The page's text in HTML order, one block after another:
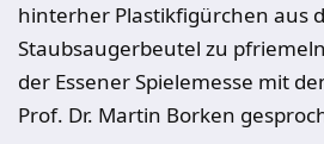
hinterher Plastikfigürchen aus
Staubsaugerbeutel zu
der Essener Spielemesse mit
Prof. Dr. Martin Borken